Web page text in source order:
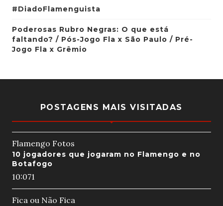
#DiadoFlamenguista
Poderosas Rubro Negras: O que está
faltando? / Pós-Jogo Fla x São Paulo / Pré-
Jogo Fla x Grêmio
POSTAGENS MAIS VISITADAS
Flamengo Fotos
10 jogadores que jogaram no Flamengo e no
Botafogo
10:071
Fica ou Não Fica